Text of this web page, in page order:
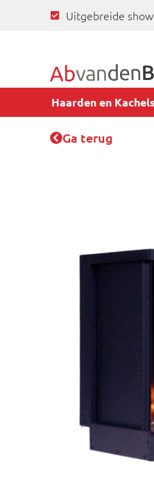
Uitgebreide
Haarden en Kachels
Ga terug